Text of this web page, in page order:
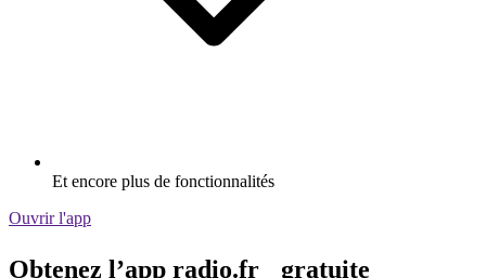
Et encore plus de fonctionnalités
Ouvrir l'app
Obtenez l’app radio.fr gratuite